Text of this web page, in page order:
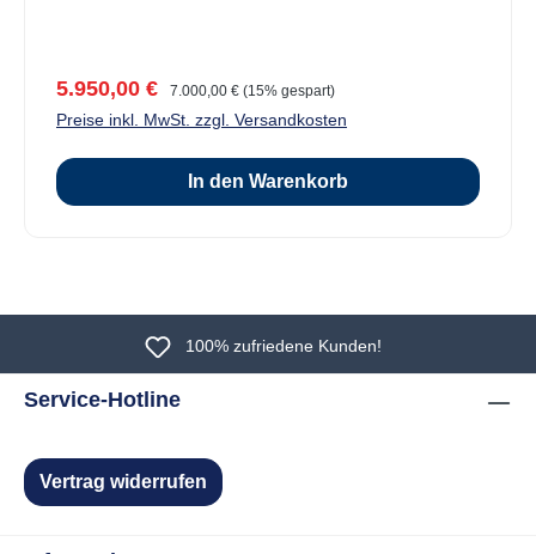
Verkaufspreis:
5.950,00 € Regulärer Preis:
7.000,00 € (15% gespart)
Preise inkl. MwSt. zzgl. Versandkosten
In den Warenkorb
100% zufriedene Kunden!
Service-Hotline
Vertrag widerrufen